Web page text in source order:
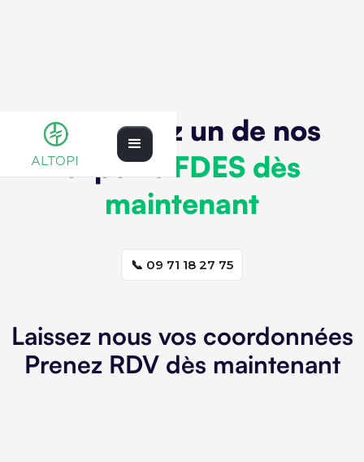
Contactez un de nos
experts FDES dès
maintenant
📞 09 71 18 27 75
Laissez nous vos coordonnées
Prenez RDV dès maintenant